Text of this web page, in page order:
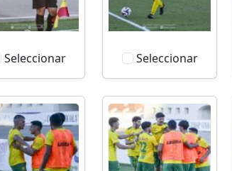
Seleccionar Seleccionar